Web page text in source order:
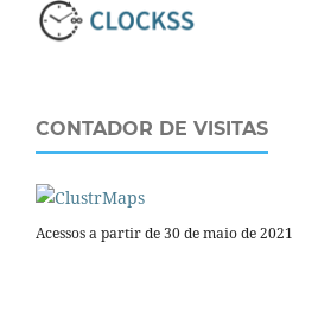
CONTADOR DE VISITAS
Acessos a partir de 30 de maio de 2021